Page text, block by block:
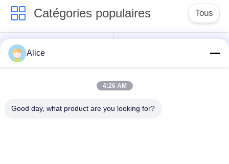
Catégories populaires Tous
Machine de
développement
d'amidon de manioc
tapioca
Machine de fécule de
développement de
Alice
4:26 AM
Good day, what product are you looking for?